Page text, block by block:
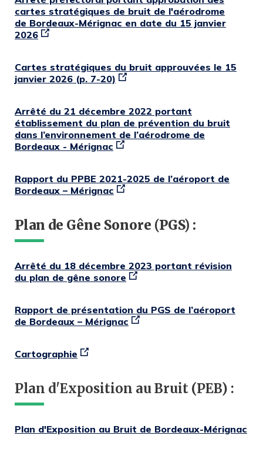
cartes stratégiques de bruit de l'aérodrome
de Bordeaux-Mérignac en date du 15 janvier
2026
Cartes stratégiques du bruit approuvées le 15
janvier 2026 (p. 7-20)
Arrêté du 21 décembre 2022 portant
établissement du plan de prévention du bruit
dans l’environnement de l’aérodrome de
Bordeaux - Mérignac
Rapport du PPBE 2021-2025 de l’aéroport de
Bordeaux – Mérignac
Plan de Gêne Sonore (PGS) :
Arrêté du 18 décembre 2023 portant révision
du plan de gêne sonore
Rapport de présentation du PGS de l’aéroport
de Bordeaux – Mérignac
Cartographie
Plan d'Exposition au Bruit (PEB) :
Plan d'Exposition au Bruit de Bordeaux-Mérignac